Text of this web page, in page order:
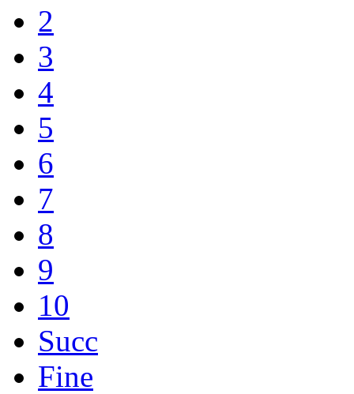
2
3
4
5
6
7
8
9
10
Succ
Fine